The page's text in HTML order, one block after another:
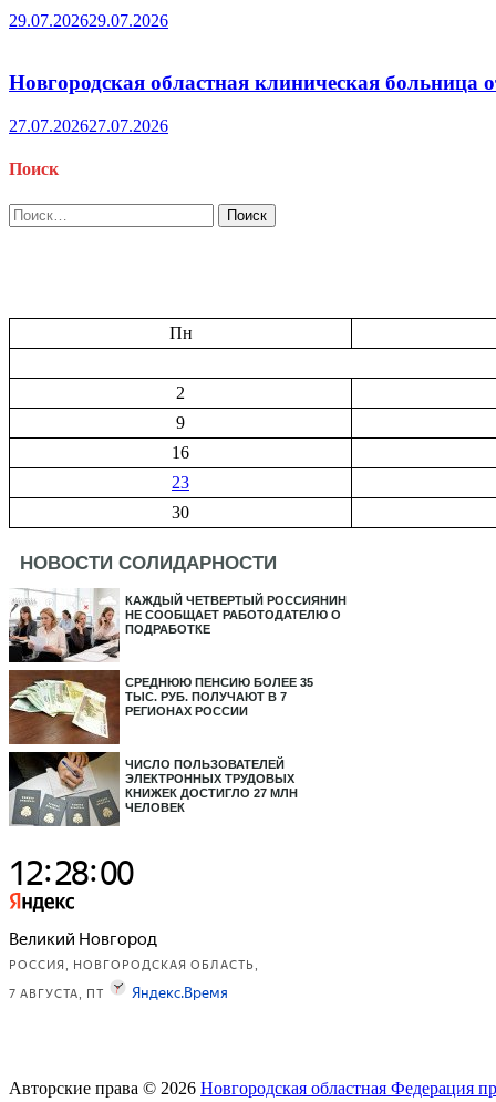
29.07.202629.07.2026
Новгородская областная клиническая больница
27.07.202627.07.2026
Поиск
Найти:
Пн
2
9
16
23
30
НОВОСТИ СОЛИДАРНОСТИ
КАЖДЫЙ ЧЕТВЕРТЫЙ РОССИЯНИН
НЕ СООБЩАЕТ РАБОТОДАТЕЛЮ О
ПОДРАБОТКЕ
СРЕДНЮЮ ПЕНСИЮ БОЛЕЕ 35
ТЫС. РУБ. ПОЛУЧАЮТ В 7
РЕГИОНАХ РОССИИ
ЧИСЛО ПОЛЬЗОВАТЕЛЕЙ
ЭЛЕКТРОННЫХ ТРУДОВЫХ
КНИЖЕК ДОСТИГЛО 27 МЛН
ЧЕЛОВЕК
Авторские права © 2026 Новгородская областная Федерация